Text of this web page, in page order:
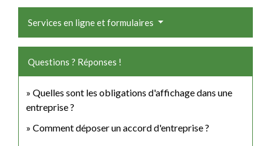
Services en ligne et formulaires
Questions ? Réponses !
Quelles sont les obligations d'affichage dans une
entreprise ?
Comment déposer un accord d'entreprise ?